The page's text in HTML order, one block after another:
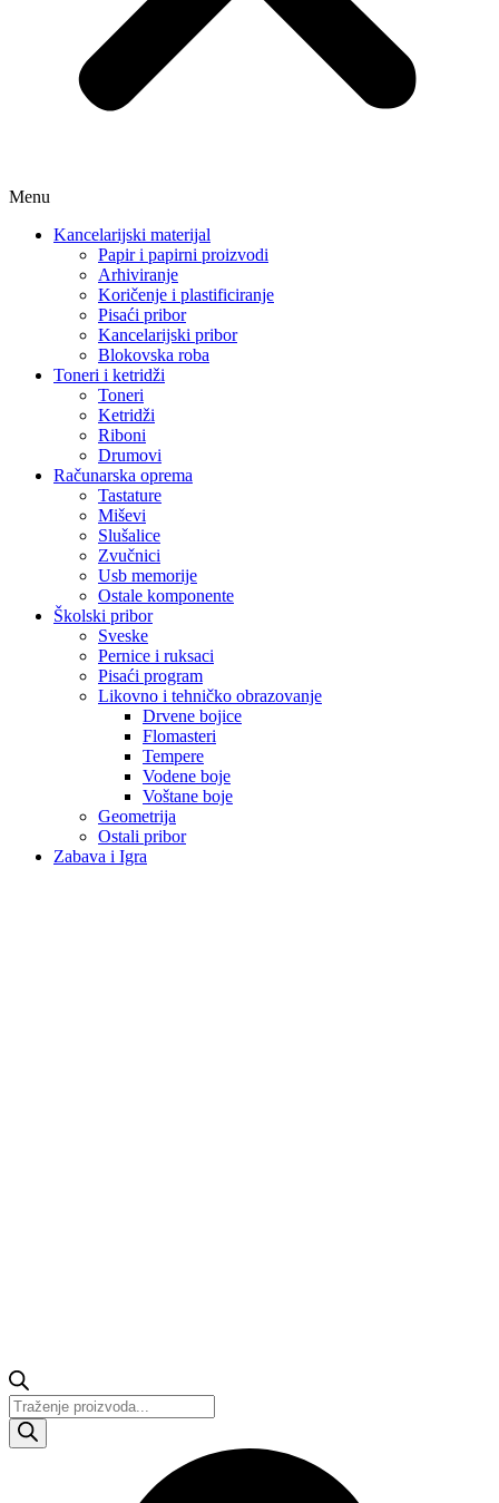
Menu
Kancelarijski materijal
Papir i papirni proizvodi
Arhiviranje
Koričenje i plastificiranje
Pisaći pribor
Kancelarijski pribor
Blokovska roba
Toneri i ketridži
Toneri
Ketridži
Riboni
Drumovi
Računarska oprema
Tastature
Miševi
Slušalice
Zvučnici
Usb memorije
Ostale komponente
Školski pribor
Sveske
Pernice i ruksaci
Pisaći program
Likovno i tehničko obrazovanje
Drvene bojice
Flomasteri
Tempere
Vodene boje
Voštane boje
Geometrija
Ostali pribor
Zabava i Igra
Products
search